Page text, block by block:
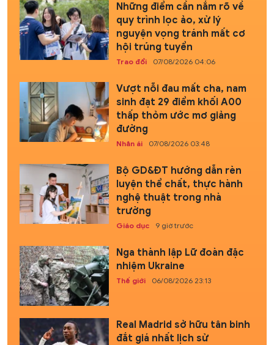
Những điểm cần nắm rõ về
quy trình lọc ảo, xử lý
nguyện vọng tránh mất cơ
hội trúng tuyển
Trao đổi 07/08/2026 04:06
Vượt nỗi đau mất cha, nam
sinh đạt 29 điểm khối A00
thấp thỏm ước mơ giảng
đường
Nhân ái 07/08/2026 03:48
Bộ GD&ĐT hướng dẫn rèn
luyện thể chất, thực hành
nghệ thuật trong nhà
trường
Giáo dục 9 giờ trước
Nga thành lập Lữ đoàn đặc
nhiệm Ukraine
Thế giới 06/08/2026 23:13
Real Madrid sở hữu tân binh
đắt giá nhất lịch sử